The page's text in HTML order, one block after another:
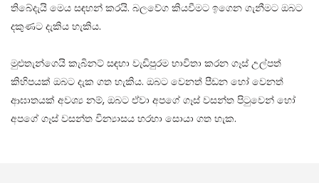
තිබේදැයි මෙය සඳහන් කරයි. බලවේග කියවීමට ඉගෙන ගැනීමට ඔබට
දකුණට දැකිය හැකිය.
මුළුතැන්ගෙයි කැබිනට් සඳහා වැඩිපුරම භාවිතා කරන ගෑස් උල්පත්
කිහිපයක් ඔබට දැක ගත හැකිය. ඔබට වෙනත් පීඩන හෝ වෙනත්
ආඝාතයක් අවශ්‍ය නම්, ඔබට ඒවා අපගේ ගෑස් වසන්ත පිටුවෙන් හෝ
අපගේ ගෑස් වසන්ත වින්‍යාසය හරහා සොයා ගත හැක.